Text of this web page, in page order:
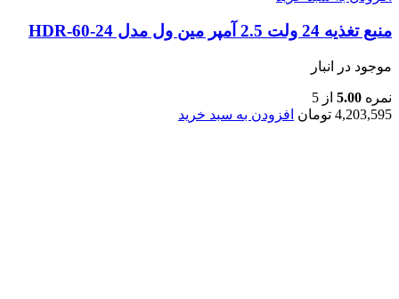
منبع تغذیه 24 ولت 2.5 آمپر مین ول مدل HDR-60-24
موجود در انبار
نمره 5.00 از 5
4,203,595 تومان افزودن به سبد خرید